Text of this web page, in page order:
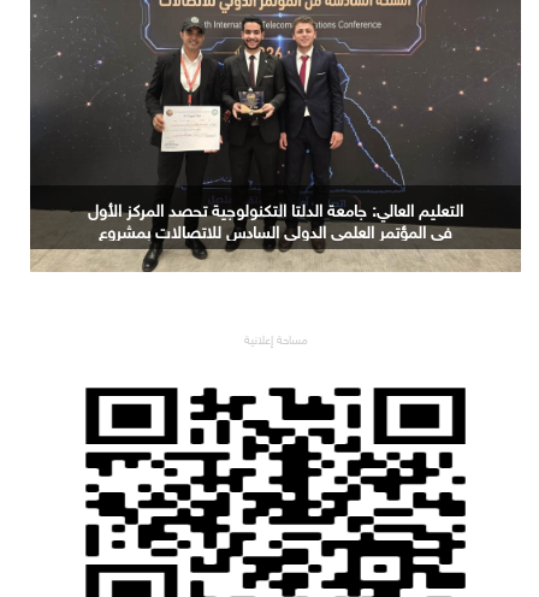
التعليم العالي: جامعة الدلتا التكنولوجية تحصد المركز الأول
في المؤتمر العلمي الدولي السادس للاتصالات بمشروع
يوظف الذكاء الاصطناعي لتطوير صناعة الكتان
مساحة إعلانية